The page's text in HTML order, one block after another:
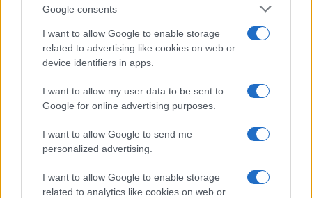
Google consents
I want to allow Google to enable storage
related to advertising like cookies on web or
device identifiers in apps.
I want to allow my user data to be sent to
Google for online advertising purposes.
I want to allow Google to send me
personalized advertising.
I want to allow Google to enable storage
related to analytics like cookies on web or
Cómo la inteligencia artificial transforma la gestión financiera
Marta Ruiz · 7 Ago 2026